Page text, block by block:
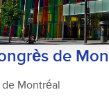
de
Montréal